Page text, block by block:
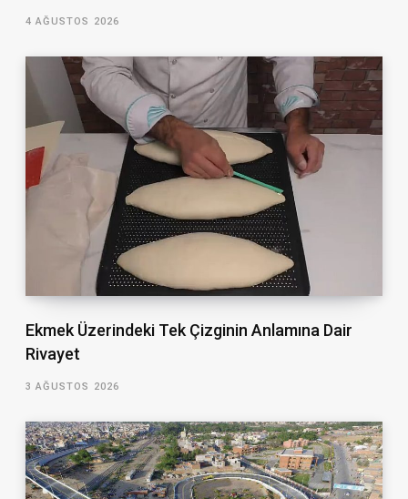
4 AĞUSTOS 2026
Ekmek Üzerindeki Tek Çizginin Anlamına Dair
Rivayet
3 AĞUSTOS 2026